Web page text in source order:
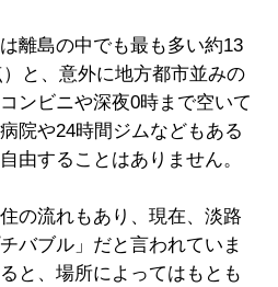
離島の中でも最も多い約13
と、意外に地方都市並みの
ンビニや深夜0時まで空いて
院や24時間ジムなどもある
由することはありません。
の流れもあり、現在、淡路
バブル」だと言われていま
と、場所によってはもとも